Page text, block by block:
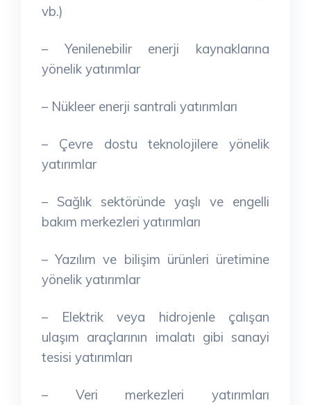
vb.)
– Yenilenebilir enerji kaynaklarına
yönelik yatırımlar
– Nükleer enerji santrali yatırımları
– Çevre dostu teknolojilere yönelik
yatırımlar
– Sağlık sektöründe yaşlı ve engelli
bakım merkezleri yatırımları
– Yazılım ve bilişim ürünleri üretimine
yönelik yatırımlar
– Elektrik veya hidrojenle çalışan
ulaşım araçlarının imalatı gibi sanayi
tesisi yatırımları
– Veri merkezleri yatırımları